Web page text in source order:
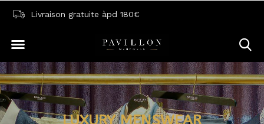
Livraison gratuite àpd 180€
LUXURY MENSWEAR